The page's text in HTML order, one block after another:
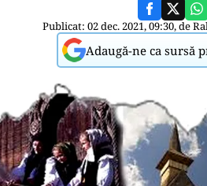
Publicat: 02 dec. 2021, 09:30, de
Adaugă-ne ca sursă